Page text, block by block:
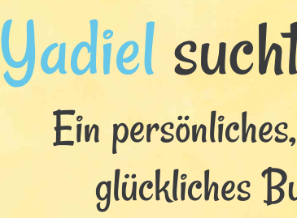
Yadiel
Ein
glückliches